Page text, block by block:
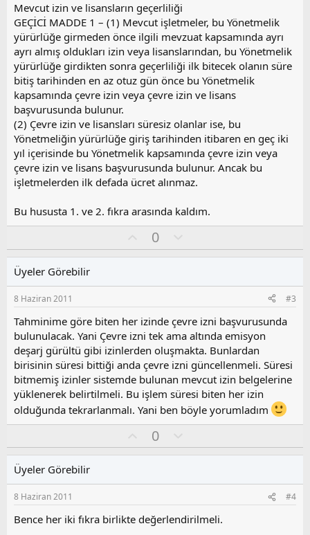
Mevcut izin ve lisansların geçerliliği
GEÇİCİ MADDE 1 – (1) Mevcut işletmeler, bu Yönetmelik
yürürlüğe girmeden önce ilgili mevzuat kapsamında ayrı
ayrı almış oldukları izin veya lisanslarından, bu Yönetmelik
yürürlüğe girdikten sonra geçerliliği ilk bitecek olanın süre
bitiş tarihinden en az otuz gün önce bu Yönetmelik
kapsamında çevre izin veya çevre izin ve lisans
başvurusunda bulunur.
(2) Çevre izin ve lisansları süresiz olanlar ise, bu
Yönetmeliğin yürürlüğe giriş tarihinden itibaren en geç iki
yıl içerisinde bu Yönetmelik kapsamında çevre izin veya
çevre izin ve lisans başvurusunda bulunur. Ancak bu
işletmelerden ilk defada ücret alınmaz.
Bu hususta 1. ve 2. fıkra arasında kaldım.
y
0
l
s
u
z
o
y
l
a
Üyeler Görebilir
8 Haziran 2011 #3
Tahminime göre biten her izinde çevre izni başvurusunda
bulunulacak. Yani Çevre izni tek ama altında emisyon
deşarj gürültü gibi izinlerden oluşmakta. Bunlardan
birisinin süresi bittiği anda çevre izni güncellenmeli. Süresi
bitmemiş izinler sistemde bulunan mevcut izin belgelerine
yüklenerek belirtilmeli. Bu işlem süresi biten her izin
olduğunda tekrarlanmalı. Yani ben böyle yorumladım
y
0
l
s
u
z
Üyeler Görebilir
8 Haziran 2011 #4
Bence her iki fıkra birlikte değerlendirilmeli.